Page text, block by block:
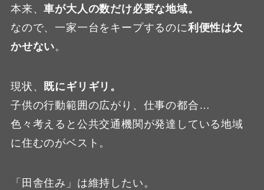
本来、車が大人の数だけ必要な地域。
なので、一家一台をキープするのに利便性は欠
かせない。
現状、
既にギリギリ。
子供の行動範囲の広がり、仕事の都合…
色々考えると公共交通機関が発達している地域
に住むのがベスト。
「田舎住み」は維持したい。